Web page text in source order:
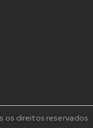
os direitos reservados